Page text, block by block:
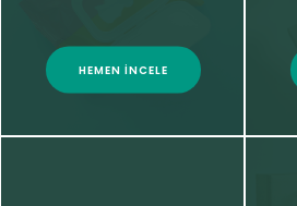
HEMEN İNCELE